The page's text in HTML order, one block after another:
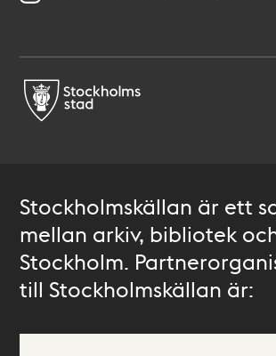
Stockholmskällan är ett
mellan arkiv, bibliotek
Stockholm.
till Stockholmskällan är: